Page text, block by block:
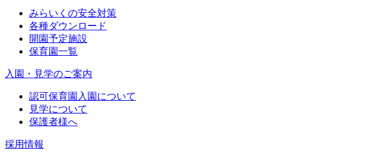
みらいくの安全対策
各種ダウンロード
開園予定施設
保育園一覧
入園・見学のご案内
認可保育園入園について
見学について
保護者様へ
採用情報